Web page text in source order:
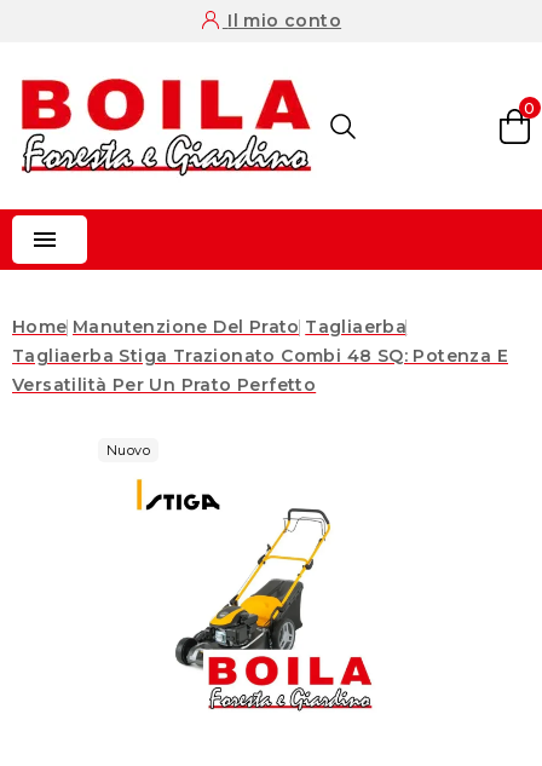
Il mio conto
0

Home Manutenzione Del Prato Tagliaerba
Tagliaerba Stiga Trazionato Combi 48 SQ: Potenza E
Versatilità Per Un Prato Perfetto
Nuovo